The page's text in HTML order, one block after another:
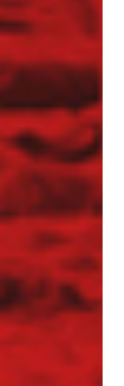
bez wibracji
skarp i
w